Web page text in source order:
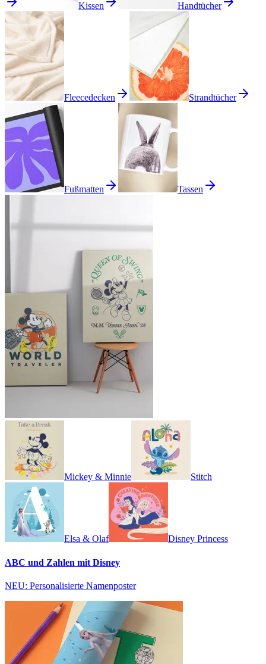
Kissen Handtücher
Fleecedecken Strandtücher
Fußmatten Tassen
Mickey & Minnie Stitch
Elsa & Olaf Disney Princess
ABC und Zahlen mit Disney
NEU: Personalisierte Namenposter